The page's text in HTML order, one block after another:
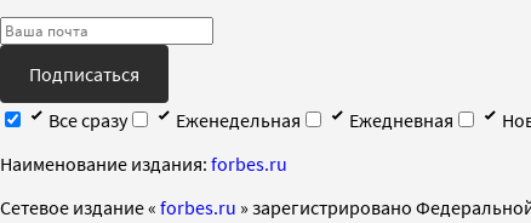
Подписаться
Все сразу
Еженедельная Ежедневная
Наименование издания: forbes.ru
Cетевое издание « forbes.ru » зарегистрировано